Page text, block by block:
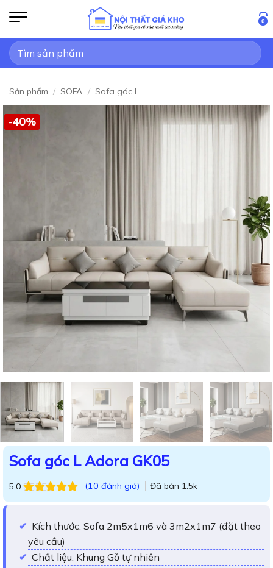
qua
nội
dung
0
Tìm
kiếm:
Sản phẩm / SOFA / Sofa góc L
-40%
Sofa góc L Adora GK05
5.0
5.0trên 5
10
(10 đánh giá) Đã bán 1.5k
Kích thước: Sofa 2m5x1m6 và 3m2x1m7 (đặt theo
yêu cầu)
Chất liệu: Khung Gỗ tự nhiên